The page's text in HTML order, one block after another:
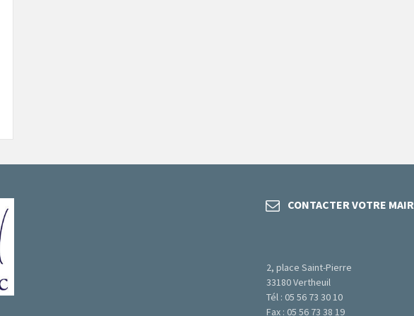
CONTACTER VOTRE
2, place Saint-Pierre
33180 Vertheuil
Tél : 05 56 73 30 10
Fax : 05 56 73 38 19